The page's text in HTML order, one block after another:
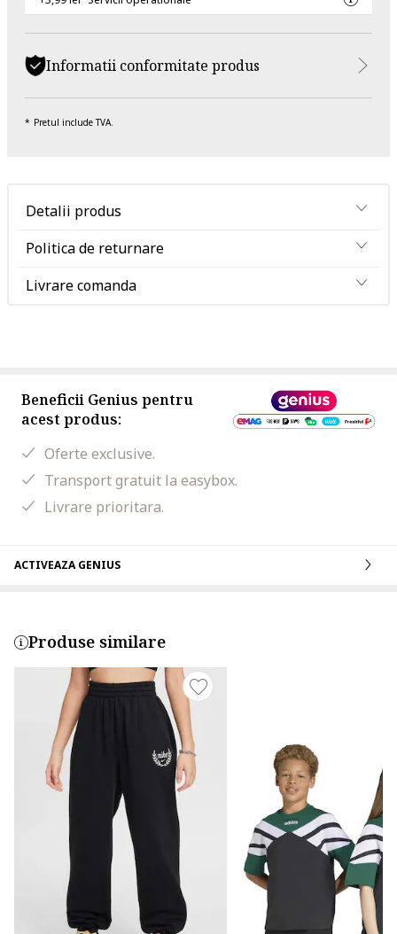
Informatii conformitate produs
Pretul include TVA.
Detalii produs
Politica de returnare
Livrare comanda
Beneficii Genius pentru
acest produs:
Oferte exclusive.
Transport gratuit la easybox.
Livrare prioritara.
ACTIVEAZA GENIUS
Produse similare